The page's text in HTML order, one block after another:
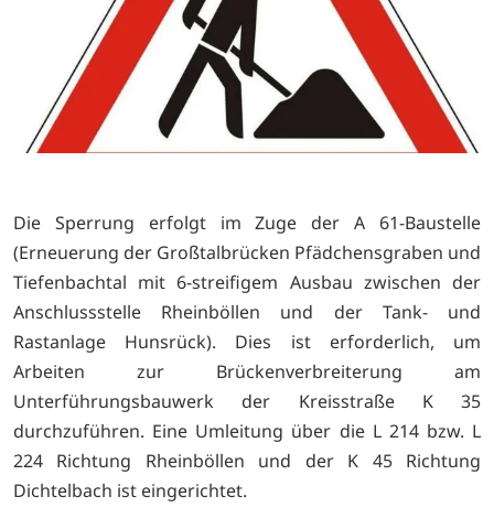
Die Sperrung erfolgt im Zuge der A 61-Baustelle
(Erneuerung der Großtalbrücken Pfädchensgraben und
Tiefenbachtal mit 6-streifigem Ausbau zwischen der
Anschlussstelle Rheinböllen und der Tank- und
Rastanlage Hunsrück). Dies ist erforderlich, um
Arbeiten zur Brückenverbreiterung am
Unterführungsbauwerk der Kreisstraße K 35
durchzuführen. Eine Umleitung über die L 214 bzw. L
224 Richtung Rheinböllen und der K 45 Richtung
Dichtelbach ist eingerichtet.